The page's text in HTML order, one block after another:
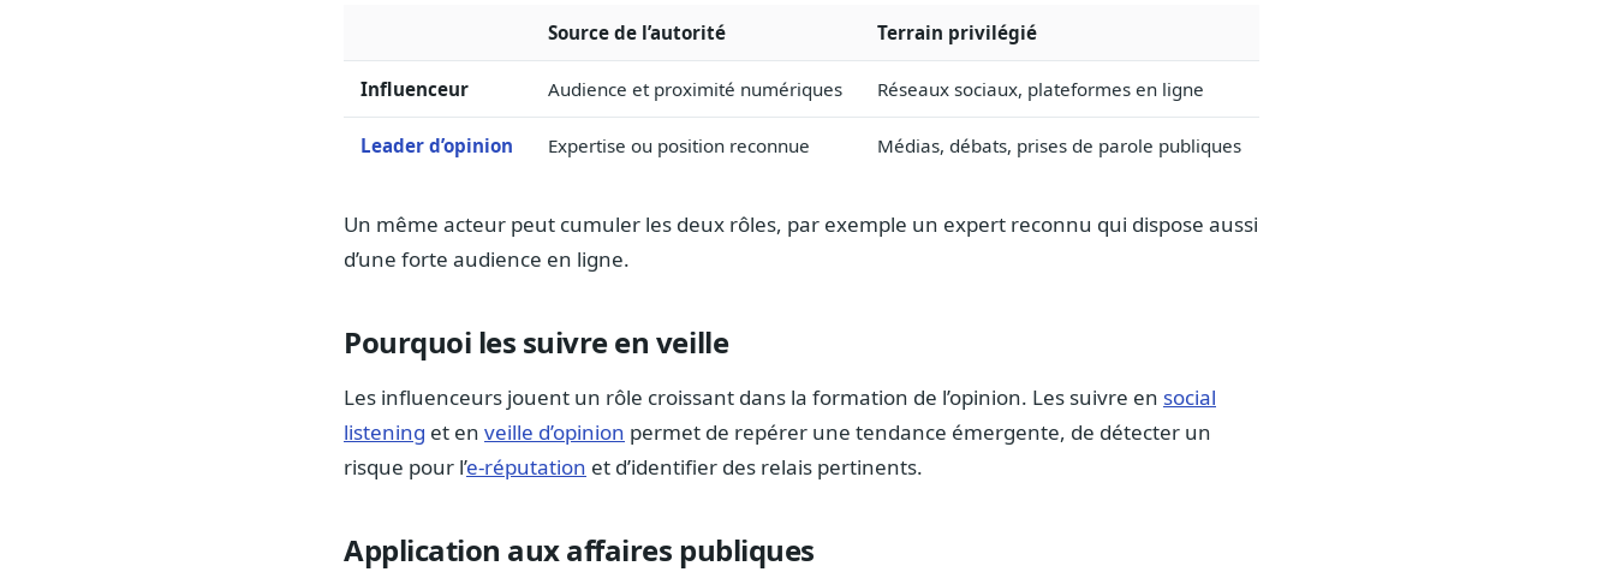
Source de l’autorité Terrain privilégié
Influenceur Audience et proximité numériques Réseaux sociaux, plateformes en ligne
Leader d’opinion Expertise ou position reconnue Médias, débats, prises de parole publiques
Un même acteur peut cumuler les deux rôles, par exemple un expert reconnu qui dispose aussi
d’une forte audience en ligne.
Pourquoi les suivre en veille
Les influenceurs jouent un rôle croissant dans la formation de l’opinion. Les suivre en social
listening et en veille d’opinion permet de repérer une tendance émergente, de détecter un
risque pour l’e-réputation et d’identifier des relais pertinents.
Application aux affaires publiques